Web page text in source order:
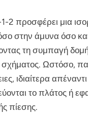
2 προσφέρει μια
στην άμυνα όσο
τη συμπαγή
σχήματος. Ωστόσο,
ιδιαίτερα
το πλάτος ή
πίεσης.